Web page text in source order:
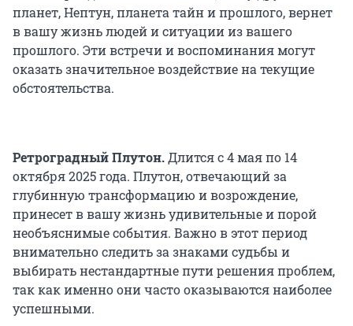
планет, Нептун, планета тайн и прошлого, вернет
в вашу жизнь людей и ситуации из вашего
прошлого. Эти встречи и воспоминания могут
оказать значительное воздействие на текущие
обстоятельства.
Ретроградный Плутон.Длится с 4 мая по 14
октября 2025 года. Плутон, отвечающий за
глубинную трансформацию и возрождение,
принесет в вашу жизнь удивительные и порой
необъяснимые события. Важно в этот период
внимательно следить за знаками судьбы и
выбирать нестандартные пути решения проблем,
так как именно они часто оказываются наиболее
успешными.